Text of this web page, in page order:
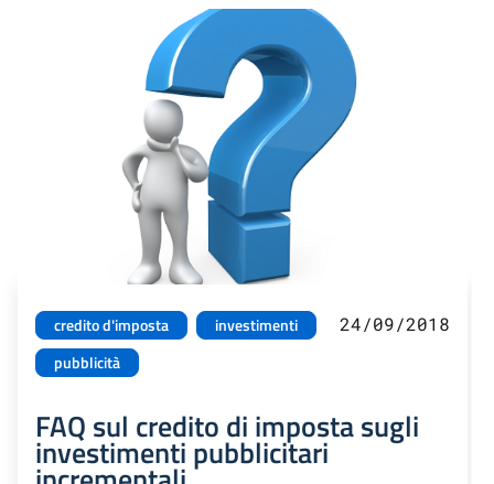
credito d'imposta
investimenti
pubblicità
24/09/2018
FAQ sul credito di imposta sugli
investimenti pubblicitari